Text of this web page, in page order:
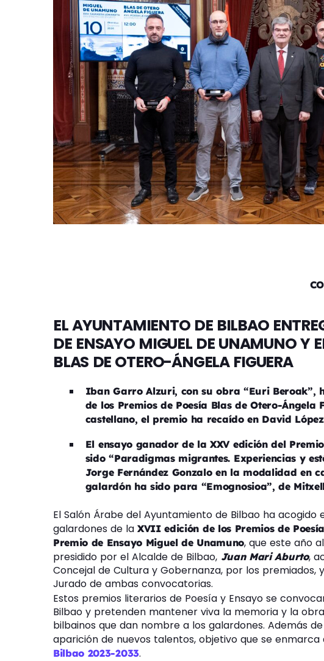
EL AYUNTAMIENTO DE BILBAO
DE ENSAYO MIGUEL DE UNAMUNO Y
BLAS DE OTERO-ÁNGELA FIGUERA
Iban Garro Alzuri, con su obra “Euri Beroak”,
de los Premios de Poesía Blas de Otero-
castellano, el premio ha recaído en David
El ensayo ganador de la XXV edición del
sido “Paradigmas migrantes. Experiencias y
Jorge Fernández Gonzalo en la modalidad en
galardón ha sido para “Emognosioa”, de
El Salón Árabe del Ayuntamiento de Bilbao ha
galardones de la XVII edición de los Premios de
Premio de Ensayo Miguel de Unamuno, que este año
presidido por el Alcalde de Bilbao, Juan Mari Aburto,
Concejal de Cultura y Gobernanza, por los
Jurado de ambas convocatorias.
Estos premios literarios de Poesía y Ensayo se
Bilbao y pretenden mantener viva la memoria y la
bilbainos que dan nombre a los galardones. Además
aparición de nuevos talentos, objetivo que se
Bilbao 2023-2033.